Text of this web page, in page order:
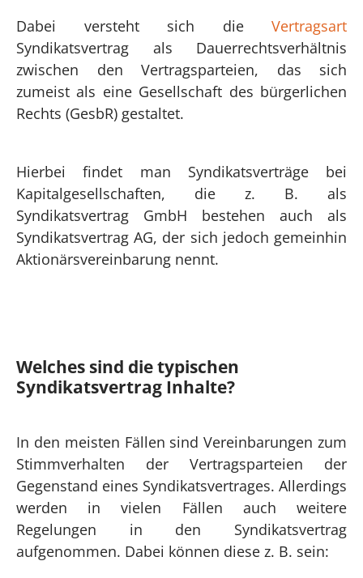
Dabei versteht sich die Vertragsart
Syndikatsvertrag als Dauerrechtsverhältnis
zwischen den Vertragsparteien, das sich
zumeist als eine Gesellschaft des bürgerlichen
Rechts (GesbR) gestaltet.
Hierbei findet man Syndikatsverträge bei
Kapitalgesellschaften, die z. B. als
Syndikatsvertrag GmbH bestehen auch als
Syndikatsvertrag AG, der sich jedoch gemeinhin
Aktionärsvereinbarung nennt.
Welches sind die typischen
Syndikatsvertrag Inhalte?
In den meisten Fällen sind Vereinbarungen zum
Stimmverhalten der Vertragsparteien der
Gegenstand eines Syndikatsvertrages. Allerdings
werden in vielen Fällen auch weitere
Regelungen in den Syndikatsvertrag
aufgenommen. Dabei können diese z. B. sein: